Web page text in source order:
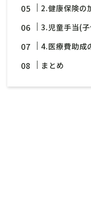
2.健康保険の
3.児童手当(
4.医療費助成
まとめ